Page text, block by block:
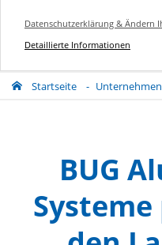
Datenschutzerklärung & Ändern
Detaillierte Informationen
Startseite Unternehmen
BUG